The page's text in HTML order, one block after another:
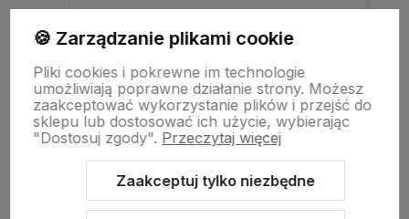
Szybka realizacja zamówienia.
w tym miesiącu
zebranych i zweryfikowanych przez
🍪 Zarządzanie plikami cookie
Pliki cookies i pokrewne im technologie
umożliwiają poprawne działanie strony. Możesz
zaakceptować wykorzystanie plików i przejść do
sklepu lub dostosować ich użycie, wybierając
"Dostosuj zgody". Przeczytaj więcej
Zaakceptuj tylko niezbędne